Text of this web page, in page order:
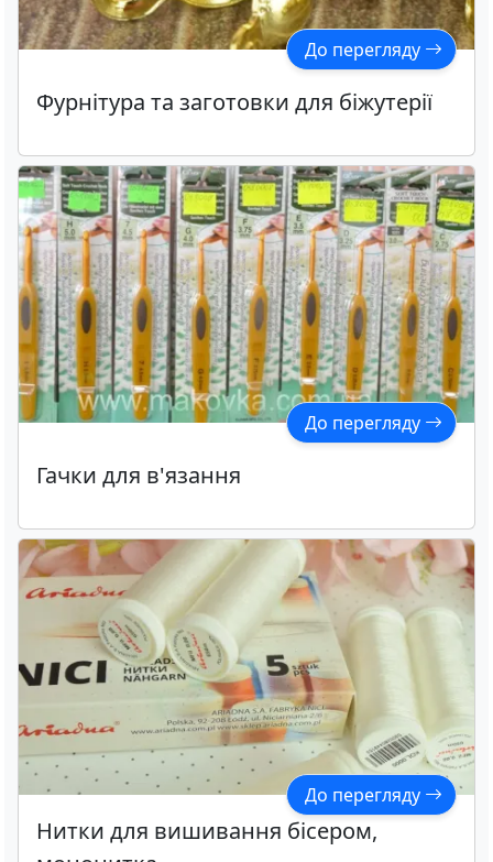
До перегляду
Фурнітура та заготовки для біжутерії
До перегляду
Гачки для в'язання
До перегляду
Нитки для вишивання бісером,